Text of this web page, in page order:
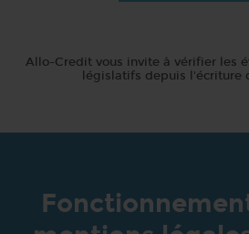
Allo-Credit vous invite à vérifier les
législatifs depuis l'écriture